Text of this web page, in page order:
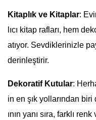
Kitaplık ve Kitaplar:
lıcı kitap rafları, hem
atıyor. Sevdiklerinizle
derinleştirir.
Dekoratif Kutular:
in en şık yollarından
ının yanı sıra, farklı